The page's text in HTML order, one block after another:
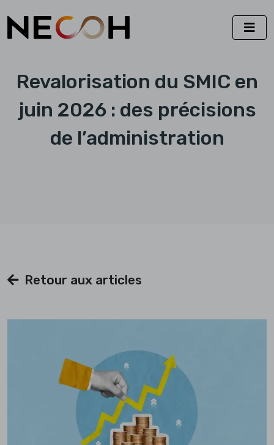
Revalorisation du SMIC en
juin 2026 : des précisions
de l’administration
Retour aux articles